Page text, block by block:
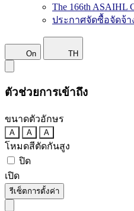
The 166th ASAIHL
ประกาศจัดซื้อจัดจ้า
On TH
ตัวช่วยการเข้าถึง
ขนาดตัวอักษร
A A A
โหมดสีตัดกันสูง
ปิด
เปิด
รีเซ็ตการตั้งค่า